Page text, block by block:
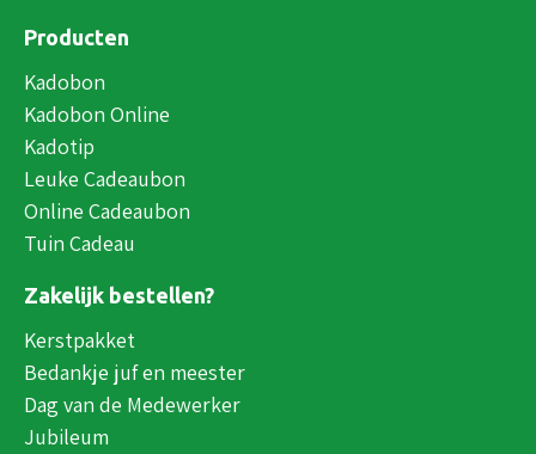
Producten
Kadobon
Kadobon Online
Kadotip
Leuke Cadeaubon
Online Cadeaubon
Tuin Cadeau
Zakelijk bestellen?
Kerstpakket
Bedankje juf en meester
Dag van de Medewerker
Jubileum